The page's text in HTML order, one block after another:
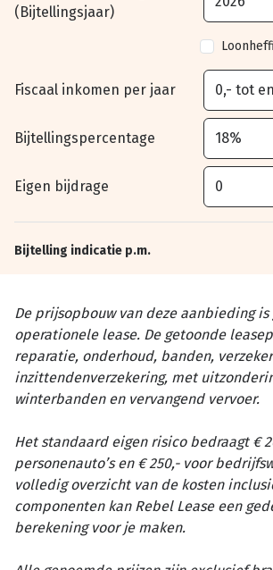
(Bijtellingsjaar)
Fiscaal inkomen per jaar
Bijtellingspercentage
Eigen bijdrage
Bijtelling indicatie p.m.
De prijsopbouw van deze aanbieding
operationele lease. De getoonde
reparatie, onderhoud, banden,
inzittendenverzekering, met
winterbanden en vervangend vervoer.
Het standaard eigen risico bedraagt €
personenauto’s en € 250,- voor
volledig overzicht van de kosten
componenten kan Rebel Lease een
berekening voor je maken.